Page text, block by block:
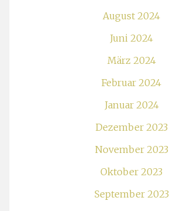
August 2024
Juni 2024
März 2024
Februar 2024
Januar 2024
Dezember 2023
November 2023
Oktober 2023
September 2023